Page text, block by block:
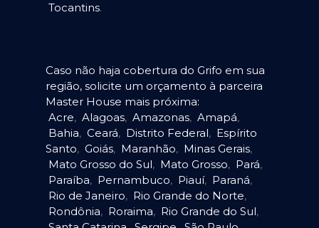
Tocantins.
Caso não haja cobertura do Grifo em sua
região, solicite um orçamento à parceira
Master House mais próxima:
Acre, Alagoas, Amazonas, Amapá,
Bahia, Ceará, Distrito Federal, Espírito
Santo, Goiás, Maranhão, Minas Gerais,
Mato Grosso do Sul, Mato Grosso, Pará,
Paraíba, Pernambuco, Piauí, Paraná,
Rio de Janeiro, Rio Grande do Norte,
Rondônia, Roraima, Rio Grande do Sul,